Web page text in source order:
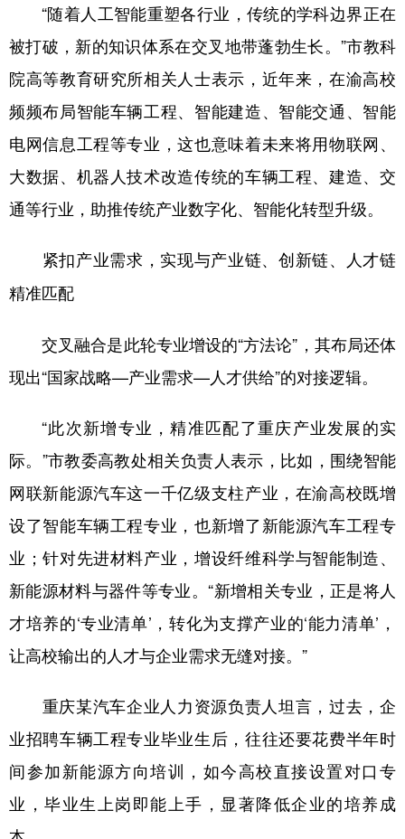
“随着人工智能重塑各行业，传统的学科边界正在
被打破，新的知识体系在交叉地带蓬勃生长。”市教科
院高等教育研究所相关人士表示，近年来，在渝高校
频频布局智能车辆工程、智能建造、智能交通、智能
电网信息工程等专业，这也意味着未来将用物联网、
大数据、机器人技术改造传统的车辆工程、建造、交
通等行业，助推传统产业数字化、智能化转型升级。
紧扣产业需求，实现与产业链、创新链、人才链
精准匹配
交叉融合是此轮专业增设的“方法论”，其布局还体
现出“国家战略—产业需求—人才供给”的对接逻辑。
“此次新增专业，精准匹配了重庆产业发展的实
际。”市教委高教处相关负责人表示，比如，围绕智能
网联新能源汽车这一千亿级支柱产业，在渝高校既增
设了智能车辆工程专业，也新增了新能源汽车工程专
业；针对先进材料产业，增设纤维科学与智能制造、
新能源材料与器件等专业。“新增相关专业，正是将人
才培养的‘专业清单’，转化为支撑产业的‘能力清单’，
让高校输出的人才与企业需求无缝对接。”
重庆某汽车企业人力资源负责人坦言，过去，企
业招聘车辆工程专业毕业生后，往往还要花费半年时
间参加新能源方向培训，如今高校直接设置对口专
业，毕业生上岗即能上手，显著降低企业的培养成